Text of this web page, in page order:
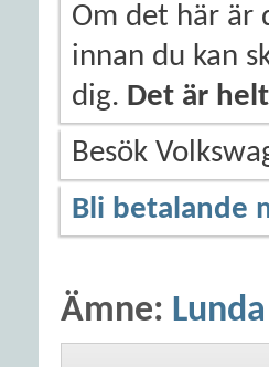
Om det här är
innan du kan
dig. Det är
Besök
Bli betalande
Ämne: